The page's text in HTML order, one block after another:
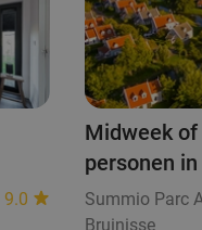
9.0
Midweek
personen
Summio Parc
Bruinisse